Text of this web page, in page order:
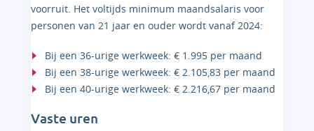
voorruit. Het voltijds minimum maandsalaris voor
personen van 21 jaar en ouder wordt vanaf 2024:
Bij een 36-urige werkweek: € 1.995 per maand
Bij een 38-urige werkweek: € 2.105,83 per maand
Bij een 40-urige werkweek: € 2.216,67 per maand
Vaste uren